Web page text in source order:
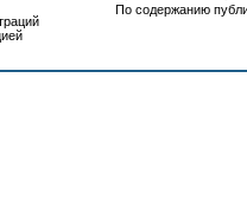
По содержанию